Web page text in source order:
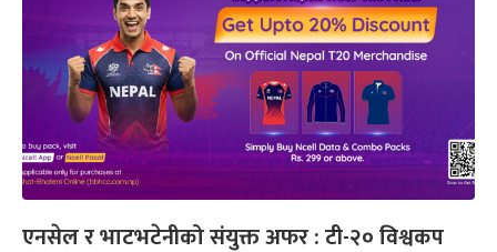
एनसेल र भाटभटेनीको संयुक्त अफर : टी-२० विश्वकप